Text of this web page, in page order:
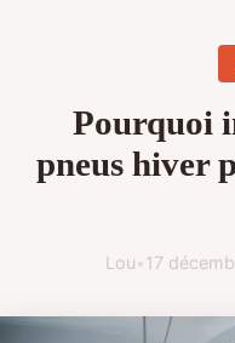
Pourquoi
pneus hiver
Lou•17